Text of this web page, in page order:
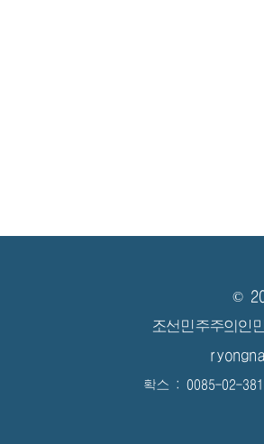
©
조선민주주의인
확스 : 0085-02-